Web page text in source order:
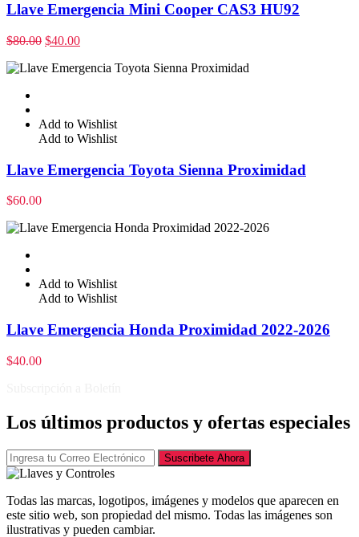
Llave Emergencia Mini Cooper CAS3 HU92
$80.00 $40.00
Add to Wishlist
Add to Wishlist
Llave Emergencia Toyota Sienna Proximidad
$60.00
Add to Wishlist
Add to Wishlist
Llave Emergencia Honda Proximidad 2022-2026
$40.00
Los últimos productos y ofertas especiales
Suscribete Ahora
Todas las marcas, logotipos, imágenes y modelos que aparecen en
este sitio web, son propiedad del mismo. Todas las imágenes son
ilustrativas y pueden cambiar.